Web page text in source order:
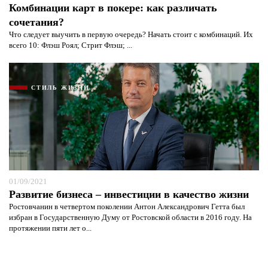
Комбинации карт в покере: как различать
сочетания?
Что следует выучить в первую очередь? Начать стоит с комбинаций. Их
всего 10: Флэш Роял; Стрит Флэш; ...
СТИЛЬ ЖИЗНИ
01/09/2021
Развитие бизнеса – инвестиции в качество жизни
Ростовчанин в четвертом поколении Антон Александрович Гетта был
избран в Государственную Думу от Ростовской области в 2016 году. На
протяжении пяти лет о...